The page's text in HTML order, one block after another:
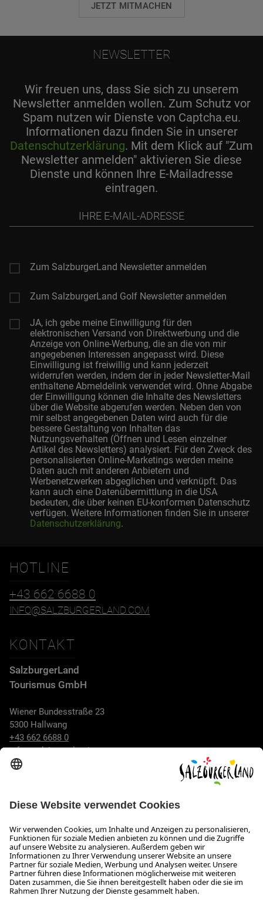
JETZT MITMACHEN
NEWSLETTER
Wir freuen uns, dass Sie sich zu unserem
Newsletter anmelden wollen. Zum Schutz vor
Spam nutzen wir Dienste von Captcha.eu.
Informationen dazu finden Sie in unserer
Datenschutzerklärung. Mit dem Klick auf "Zum
Newsletter anmelden" aktivieren Sie diese
Dienste und können Ihre E-Mailadresse
eintragen.
Mail-
Zum SalzburgerLand Newsletter anmelden
Zum SalzburgerLand Golf Newsletter anmelden
JA, ich gebe meine Einwilligung für den
elektronischen Versand von Direktwerbung und die
Anzeige von Online-Werbung, die an die von mir
angegebenen Interessen angepasst wird. Diese
Einwilligung ist freiwillig und kann jederzeit
widerrufen werden, indem der in jeder Newsletter-Mail
enthaltene Abmeldelink verwendet wird. Ohne Abgabe
der Einwilligung können die Inhalte des Newsletters
über die Website abgerufen werden. Neben den von
mir selbst angegebenen Daten wird auch für die
bessere Gestaltung von Inhalten das
Nutzungsverhalten (Öffnen und Lesen einzelner
Artikel des Newsletters) analysiert. Für den Zweck des
personalisierten Online-Marketings werden meine
Daten auch mit anderen Anbietern und
Werbenetzwerken abgeglichen und verknüpft. Das
kann auch eine Datenübermittlung in die USA
bedeuten, die über keinen EU-konformen Datenschutz
verfügen. Weitere Informationen finden Sie in unserer
Datenschutzerklärung.
HOTLINE
+43 662 6688 0
INFO@SALZBURGERLAND.COM
KONTAKT
SalzburgerLand
Tourismus GmbH
Wiener Bundesstraße 23
5300 Hallwang
+43 662 6688 0
info@salzburgerland.com
Wir freuen uns auf Ihre Anfrage!
Gerne stehen wir Ihnen von Montag bis Donnerstag von 08:00
bis 17:30 Uhr und am Freitag von 08:00 bis 17:00 Uhr zur
Verfügung.